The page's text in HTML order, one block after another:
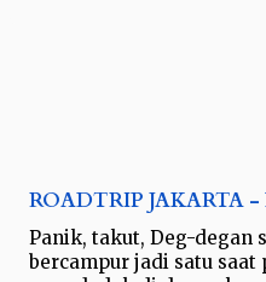
ROADTRIP JAKARTA
Panik, takut, Deg-degan
bercampur jadi satu